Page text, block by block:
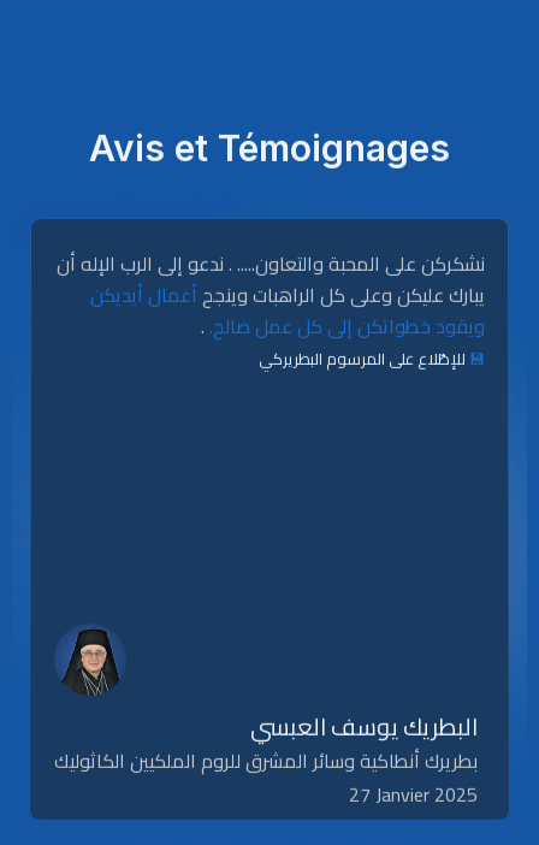
Avis et Témoignages
نشكركن على المحبة والتعاون..... . ندعو إلى الرب الإله أن
يبارك عليكن وعلى كل الراهبات وينجحأعمال أيديكن
ويقود خطواتكن إلى كل عمل صالح. .
💾 للإطّلاع على المرسوم البطريركي
البطريك يوسف العبسي
بطريرك أنطاكية وسائر المشرق للروم الملكيين الكاثوليك
27 Janvier 2025